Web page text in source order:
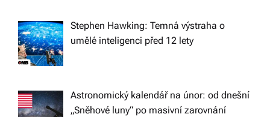
i
o
n
Stephen Hawking: Temná výstraha o
umělé inteligenci před 12 lety
Astronomický kalendář na únor: od dnešní
„Sněhové luny“ po masivní zarovnání